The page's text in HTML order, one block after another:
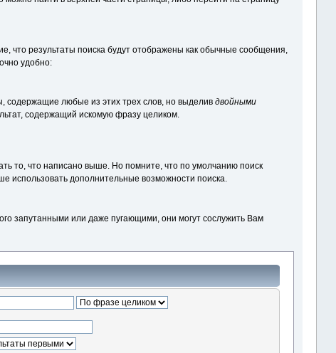
что результаты поиска будут отображены как обычные сообщения,
удобно:
содержащие любые из этих трех слов, но выделивдвойными
содержащий искомую фразу целиком.
то, что написано выше. Но помните, что по умолчанию поиск
использовать дополнительные возможности поиска.
запутанными или даже пугающими, они могут сослужить Вам